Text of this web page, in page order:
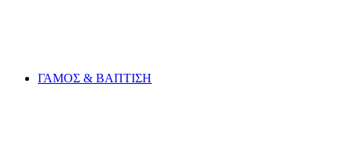
ΓΑΜΟΣ & ΒΑΠΤΙΣΗ